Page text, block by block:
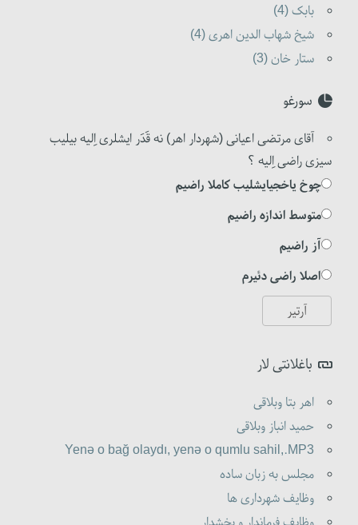
بابک (4)
شیخ شهاب الدین اهری (4)
ستار خان (3)
سورغو
آقای مرتضی اعیانی (شهردار اهر) نه قَدَر ایشلری اِلیه بیلیب
سیزی راضی اِلیه ؟
چوخ یاخجیایشلیب کاملا راضیم
متوسط اندازه راضیم
آز راضیم
اصلا راضی دئیرم
باغلانتی لار
اهر بتا وبلاقی
حمید انباز وبلاقی
Yenə o bağ olaydı, yenə o qumlu sahil,.MP3
مجلس به زبان ساده
وظایف شهرداری ها